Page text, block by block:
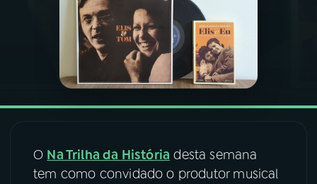
PROGRAMAS
07ÚLTIMAS
O Na Trilha da História desta semana
tem como convidado o produtor musical